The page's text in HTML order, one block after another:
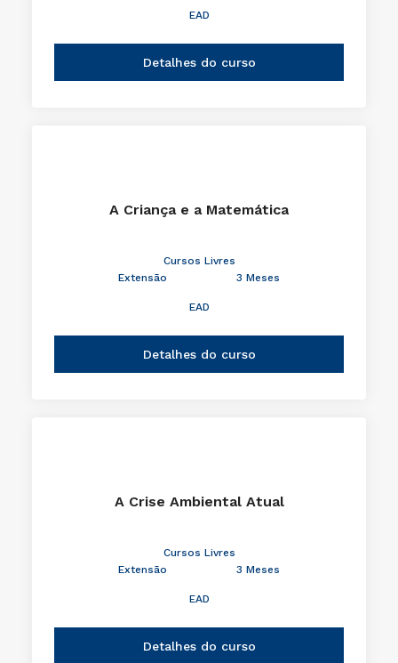
EAD
Detalhes do curso
A Criança e a Matemática
Cursos Livres
Extensão
3 Meses
EAD
Detalhes do curso
A Crise Ambiental Atual
Cursos Livres
Extensão
3 Meses
EAD
Detalhes do curso